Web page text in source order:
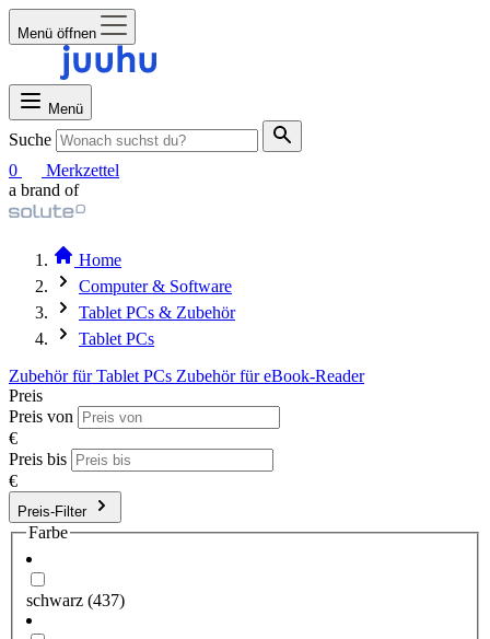
Menü öffnen
Menü
Suche
0
Merkzettel
a brand of
Home
Computer & Software
Tablet PCs & Zubehör
Tablet PCs
Zubehör für Tablet PCs Zubehör für eBook-Reader
Preis
Preis von
€
Preis bis
€
Preis-Filter
Farbe
schwarz (437)